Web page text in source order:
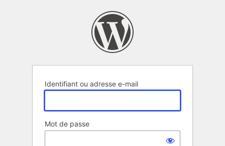
Identifiant ou adresse e-mail
Mot de passe